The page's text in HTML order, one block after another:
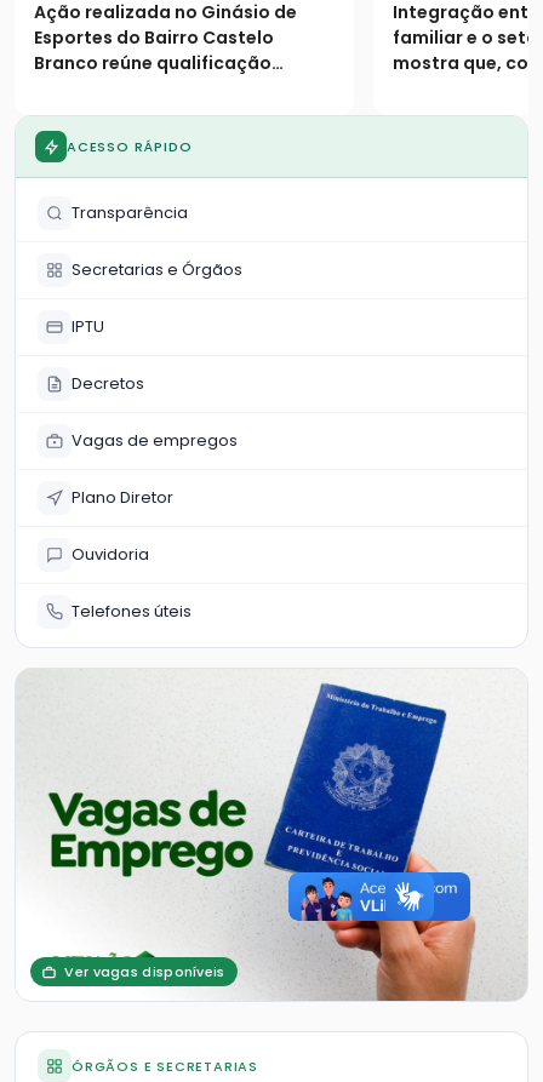
serviços sociais
Ação realizada no Ginásio de
Esportes do Bairro Castelo
Branco reúne qualificação
essenciais para a comunidade
das 9h às 18h
Parque
Integração
familiar e o
mostra que,
não tem limites
ACESSO RÁPIDO
Transparência
Secretarias e Órgãos
IPTU
Decretos
Vagas de empregos
Plano Diretor
Ouvidoria
Telefones úteis
Ver vagas disponíveis
ÓRGÃOS E SECRETARIAS